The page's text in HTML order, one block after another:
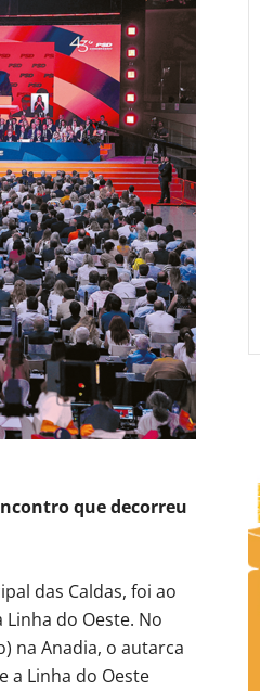
que decorreu
das Caldas, foi ao
do Oeste. No
na Anadia, o autarca
a Linha do Oeste